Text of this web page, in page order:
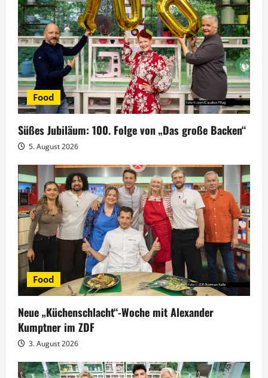
n
a
v
i
g
a
t
i
o
n
Food
Süßes Jubiläum: 100. Folge von „Das große Backen“
5. August 2026
Food
Neue „Küchenschlacht“-Woche mit Alexander
Kumptner im ZDF
3. August 2026